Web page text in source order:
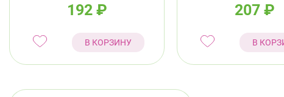
192 ₽
В КОРЗИНУ
207 ₽
В